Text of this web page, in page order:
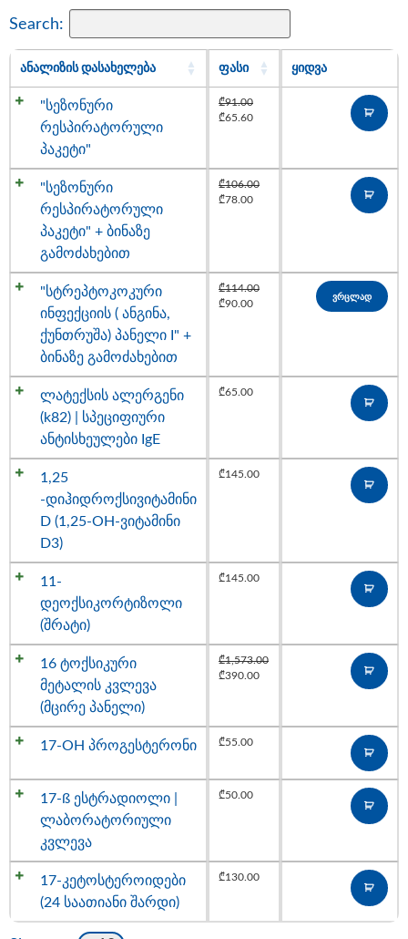
Search:
ᲐᲜᲐᲚᲘᲖᲘᲡ ᲓᲐᲡᲐᲮᲔᲚᲔᲑᲐ ᲤᲐᲡᲘ ᲧᲘᲓᲕᲐ
"სეზონური
რესპირატორული
პაკეტი"
₾91.00
₾65.60
"სეზონური
რესპირატორული
პაკეტი" + ბინაზე
გამოძახებით
₾106.00
₾78.00
"სტრეპტოკოკური
ინფექციის ( ანგინა,
ქუნთრუშა) პანელი I" +
ბინაზე გამოძახებით
₾114.00
₾90.00
ვრცლად
ლატექსის ალერგენი
(k82) | სპეციფიური
ანტისხეულები IgE
₾65.00
1,25
-დიჰიდროქსივიტამინი
D (1,25-OH-ვიტამინი
D3)
₾145.00
11-
დეოქსიკორტიზოლი
(შრატი)
₾145.00
16 ტოქსიკური
მეტალის კვლევა
(მცირე პანელი)
₾1,573.00
₾390.00
17-OH პროგესტერონი ₾55.00
17-ß ესტრადიოლი |
ლაბორატორიული
კვლევა
₾50.00
17-კეტოსტეროიდები
(24 საათიანი შარდი)
₾130.00